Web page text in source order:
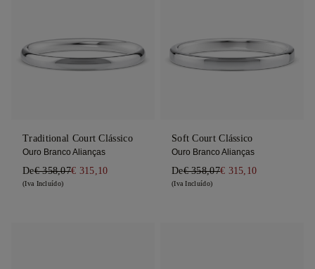
Traditional Court Clássico
Ouro Branco Alianças
De€ 358,07€ 315,10
(Iva Incluído)
Soft Court Clássico
Ouro Branco Alianças
De€ 358,07€ 315,10
(Iva Incluído)